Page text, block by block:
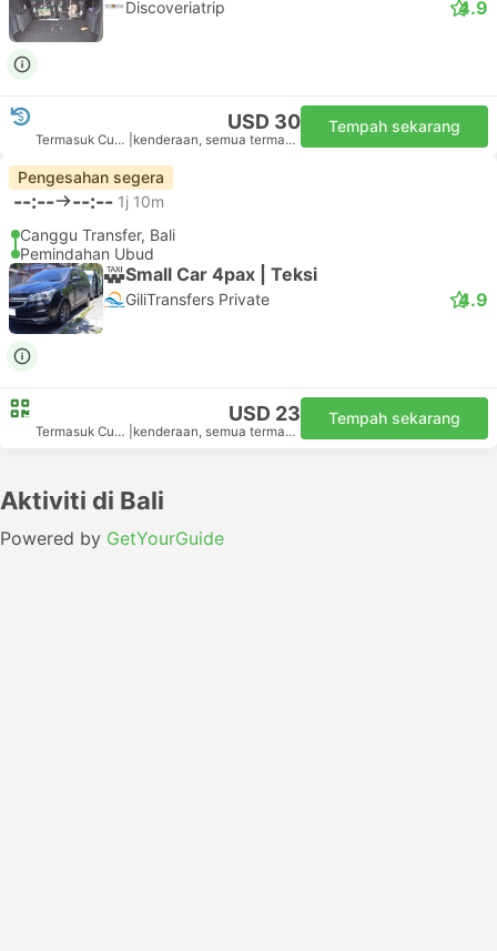
Discoveriatrip 4.9
USD 30
Termasuk Cukai kenderaan, semua termasuk
Tempah sekarang
Pengesahan segera
--:-- --:-- 1j 10m
Canggu Transfer, Bali
Pemindahan Ubud
Small Car 4pax | Teksi
GiliTransfers Private 4.9
USD 23
Termasuk Cukai kenderaan, semua termasuk
Tempah sekarang
Aktiviti di Bali
Powered by GetYourGuide